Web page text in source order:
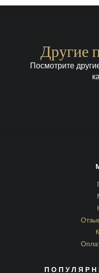
Другие
Посмотрите